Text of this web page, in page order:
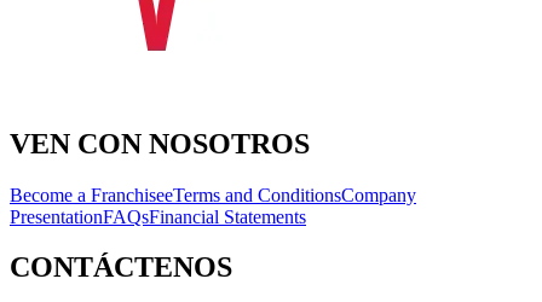
VEN CON NOSOTROS
Become a FranchiseeTerms and ConditionsCompany
PresentationFAQsFinancial Statements
CONTÁCTENOS